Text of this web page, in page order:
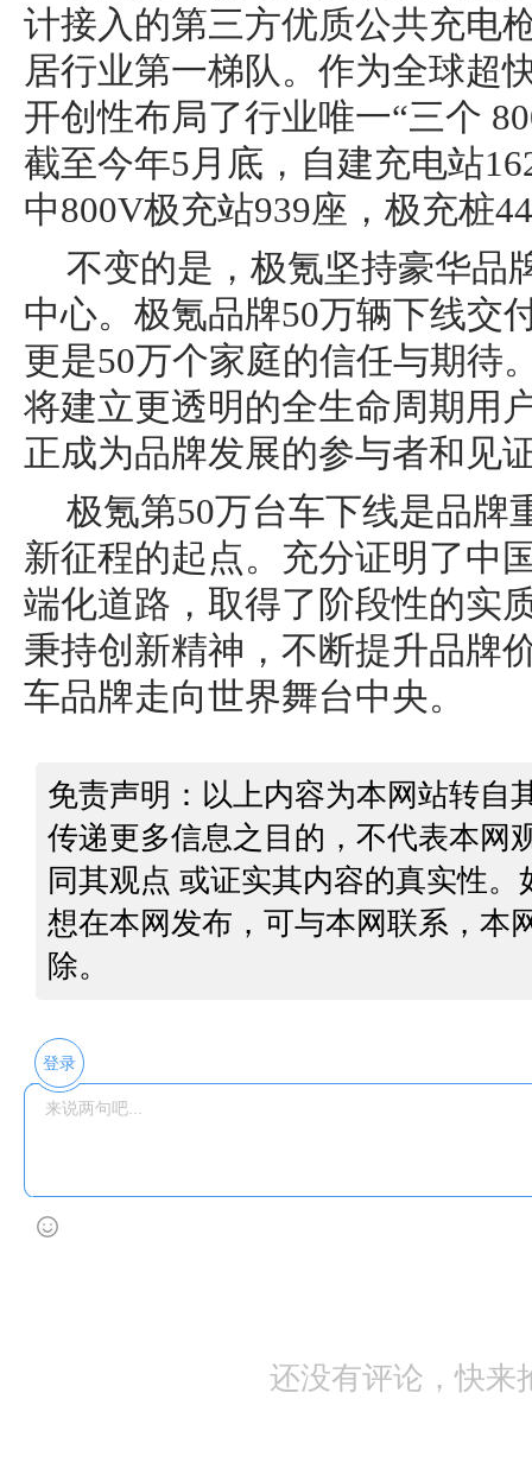
计接入的第三方优质公共充电
居行业第一梯队。作为全球超
开创性布局了行业唯一“三个
截至今年5月底，自建充电站
中800V极充站939座，极充桩
不变的是，极氪坚持豪华品
中心。极氪品牌50万辆下线交
更是50万个家庭的信任与期待
将建立更透明的全生命周期用
正成为品牌发展的参与者和见
极氪第50万台车下线是品牌
新征程的起点。充分证明了中
端化道路，取得了阶段性的实
秉持创新精神，不断提升品牌
车品牌走向世界舞台中央。
免责声明：以上内容为本网站转自
传递更多信息之目的，不代表本网
同其观点 或证实其内容的真实性
想在本网发布，可与本网联系，本
除。
登录
还没有评论，快来